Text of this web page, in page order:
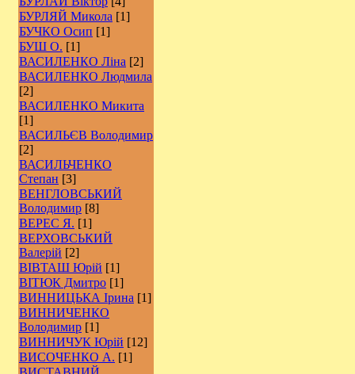
БУРЛЯЙ Микола [1]
БУЧКО Осип [1]
БУШ О. [1]
ВАСИЛЕНКО Ліна [2]
ВАСИЛЕНКО Людмила
[2]
ВАСИЛЕНКО Микита
[1]
ВАСИЛЬЄВ Володимир
[2]
ВАСИЛЬЧЕНКО
Степан [3]
ВЕНГЛОВСЬКИЙ
Володимир [8]
ВЕРЕС Я. [1]
ВЕРХОВСЬКИЙ
Валерій [2]
ВІВТАШ Юрій [1]
ВІТЮК Дмитро [1]
ВИННИЦЬКА Ірина [1]
ВИННИЧЕНКО
Володимир [1]
ВИННИЧУК Юрій [12]
ВИСОЧЕНКО А. [1]